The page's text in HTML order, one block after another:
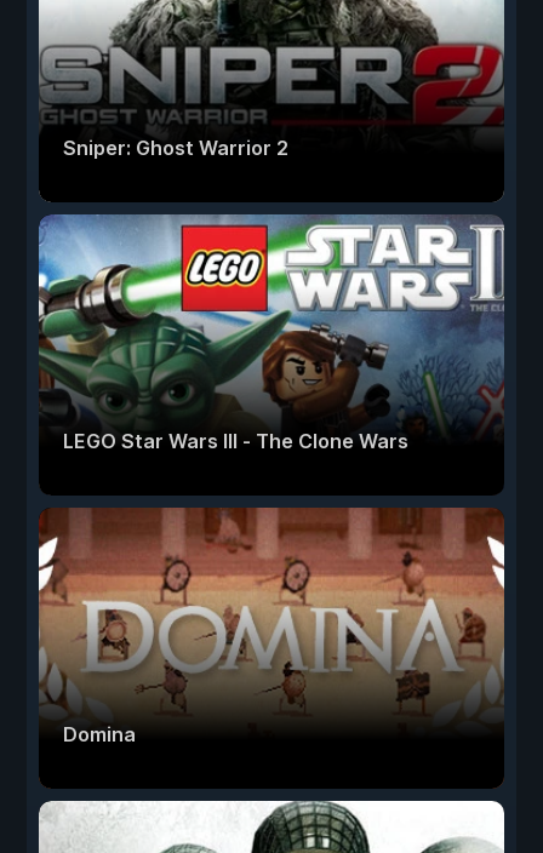
Sniper: Ghost Warrior 2
LEGO Star Wars III - The Clone Wars
Domina